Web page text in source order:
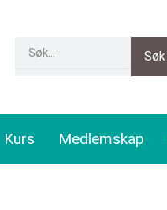
Søk
Kurs Medlemskap